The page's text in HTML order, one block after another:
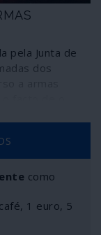
pela Junta de
dos
o uso do
meio de
ataques
O
como
1 euro, 5